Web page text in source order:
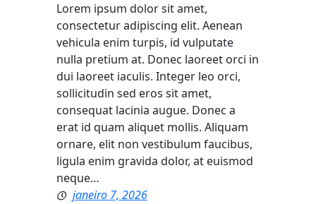
Lorem ipsum dolor sit amet,
consectetur adipiscing elit. Aenean
vehicula enim turpis, id vulputate
nulla pretium at. Donec laoreet orci in
dui laoreet iaculis. Integer leo orci,
sollicitudin sed eros sit amet,
consequat lacinia augue. Donec a
erat id quam aliquet mollis. Aliquam
ornare, elit non vestibulum faucibus,
ligula enim gravida dolor, at euismod
neque…
janeiro 7, 2026